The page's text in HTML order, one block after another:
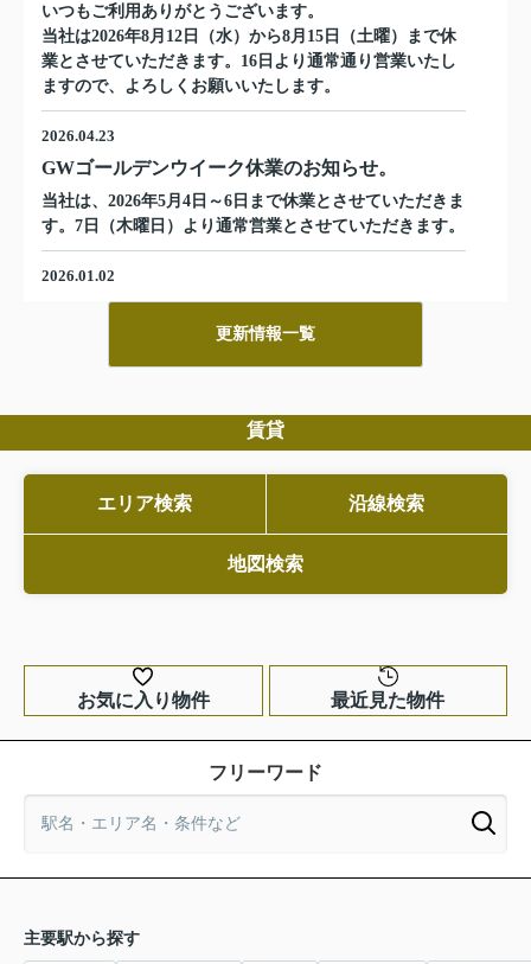
いつもご利用ありがとうございます。
当社は2026年8月12日（水）から8月15日（土曜）まで休
業とさせていただきます。16日より通常通り営業いたし
ますので、よろしくお願いいたします。
2026.04.23
GWゴールデンウイーク休業のお知らせ。
当社は、2026年5月4日～6日まで休業とさせていただきま
す。7日（木曜日）より通常営業とさせていただきます。
2026.01.02
年始のお知らせ
2026年1月5日より通常営業させていただきます。本年も
よろしくお願いいたします。
2025.08.11
～15日までお休みをいただきます。8月16日より通常営業
致しますのでよろしくお願いいたします。
2025年ゴールデンウイーク時の休業のお知らせです。当
更新情報一覧
賃貸
エリア検索 沿線検索
地図検索
お気に入り物件 最近見た物件
フリーワード
主要駅から探す